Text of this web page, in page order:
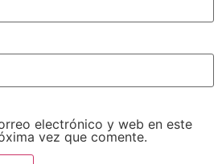
electrónico y web en este
vez que comente.